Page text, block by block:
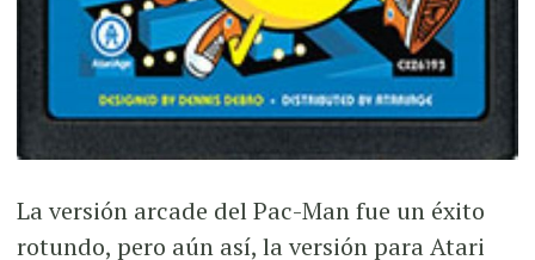
La versión arcade del Pac-Man fue un éxito
rotundo, pero aún así, la versión para Atari